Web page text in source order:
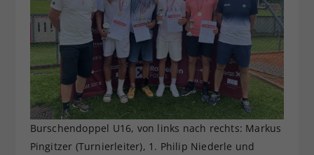
Burschendoppel U16, von links nach rechts: Markus
Pingitzer (Turnierleiter), 1. Philip Niederle und